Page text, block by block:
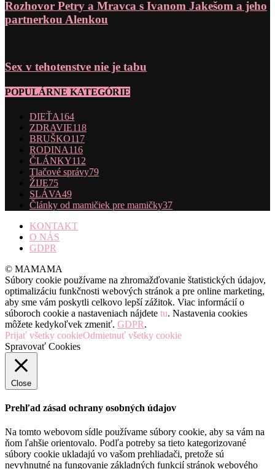
Rozhovor Petry a Mravca s Ivanom Jakešom a jeho
partnerkou Alenkou
Sex v tehotenstve nie je tabu
POPULÁRNE KATEGÓRIE
DIEŤA164
ZDRAVIE118
BRUŠKO117
RODINA116
ČLÁNKY112
Tlačové správy79
ŽIJE75
SLÁVA49
Články od mamičiek pre mamičky37
KONTAKT
O NÁS
GDPR
© MAMAMA
Súbory cookie používame na zhromažďovanie štatistických údajov,
optimalizáciu funkčnosti webových stránok a pre online marketing,
aby sme vám poskytli celkovo lepší zážitok. Viac informácií o
súboroch cookie a nastaveniach nájdete tu. Nastavenia cookies
môžete kedykoľvek zmeniť. GDPR.
Prijať všetky cookieOdmietnuť všetky cookie
Spravovať Cookies
Close
Prehľad zásad ochrany osobných údajov
Na tomto webovom sídle používame súbory cookie, aby sa vám na
ňom ľahšie orientovalo. Podľa potreby sa tieto kategorizované
súbory cookie ukladajú vo vašom prehliadači, pretože sú
nevyhnutné na fungovanie základných funkcií stránok webového